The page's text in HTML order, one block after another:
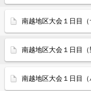
南越地区大会１日目
南越地区大会１日目
南越地区大会１日目